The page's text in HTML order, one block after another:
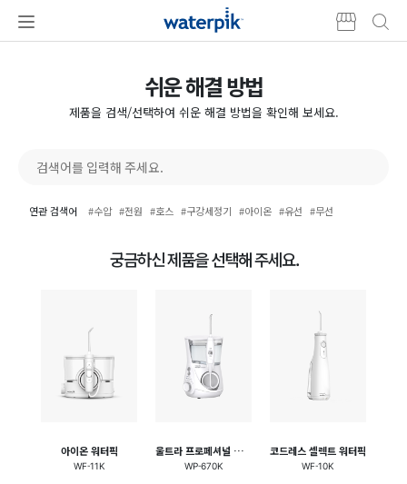
본문
바로가기
쉬운 해결 방법
제품을 검색/선택하여 쉬운 해결 방법을 확인해 보세요.
연관 검색어 #수압 #전원 #호스 #구강세정기 #아이온 #유선 #무선
궁금하신 제품을 선택해 주세요.
아이온 워터픽
WF-11K
울트라 프로페셔널 워터픽
WP-670K
코드레스 셀렉트 워터픽
WF-10K